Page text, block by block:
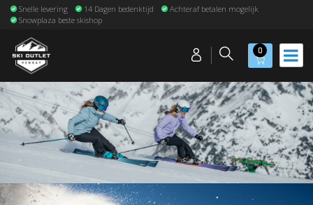
Snelle levering 14 Dagen bedenktijd
Achteraf betalen mogelijk
Snowplaza beste skishop
0